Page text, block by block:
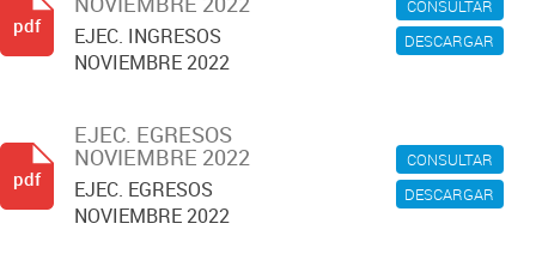
CONSULTAR
DESCARGAR
EJEC. INGRESOS
NOVIEMBRE 2022
pdf
CONSULTAR
DESCARGAR
EJEC. EGRESOS
NOVIEMBRE 2022
EJEC. EGRESOS
NOVIEMBRE 2022
pdf